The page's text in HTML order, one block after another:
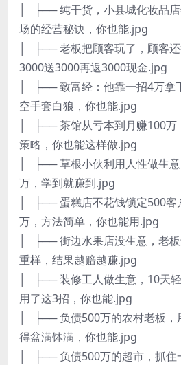
│ ├── 纯干货，小县城化妆品
场的经营秘诀，你也能.jpg
│ ├── 老板把顾客玩了，顾客
3000送3000再返3000现金.jpg
│ ├── 致富经：他靠一招4万拿
空手套白狼，你也能.jpg
│ ├── 茶馆从亏本到月赚100万
策略，你也能这样做.jpg
│ ├── 草根小伙利用人性做生
万，学到就赚到.jpg
│ ├── 蛋糕店不花钱锁定500客
万，方法简单，你也能用.jpg
│ ├── 街边水果店没生意，老
重样，结果越赔越赚.jpg
│ ├── 装修工人做生意，10天
用了这3招，你也能.jpg
│ ├── 负债500万的农村老板，
得盆满钵满，你也能.jpg
│ ├── 负债500万的超市，抓住